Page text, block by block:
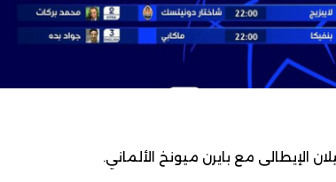
الإيطالى مع بايرن ميونخ الألماني.